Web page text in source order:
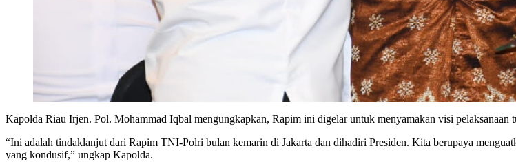
Kapolda Riau Irjen. Pol. Mohammad Iqbal mengungkapkan, Rapim ini digelar untuk menyamakan visi
“Ini adalah tindaklanjut dari Rapim TNI-Polri bulan kemarin di Jakarta dan dihadiri Presiden. Kita berupaya
yang kondusif,” ungkap Kapolda.